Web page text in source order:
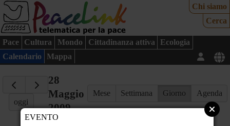
Chi siamo
Cerca
Pace Cultura Mondo Cittadinanza attiva
Ecologia
Calendario
Mappa
oggi
28
Maggio
2009
Mese Settimana Giorno Agenda
EVENTO